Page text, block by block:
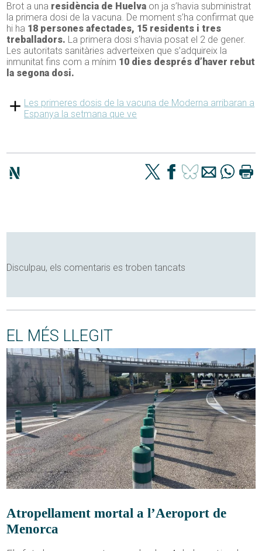
Brot a una residència de Huelva on ja s’havia subministrat
la primera dosi de la vacuna. De moment s’ha confirmat que
hi ha 18 persones afectades, 15 residents i tres
treballadors. La primera dosi s’havia posat el 2 de gener.
Les autoritats sanitàries adverteixen que s’adquireix la
inmunitat fins com a mínim 10 dies després d’haver rebut
la segona dosi.
Les primeres dosis de la vacuna de Moderna arribaran a
Espanya la setmana que ve
Disculpau, els comentaris es troben tancats
EL MÉS LLEGIT
Atropellament mortal a l’Aeroport de
Menorca